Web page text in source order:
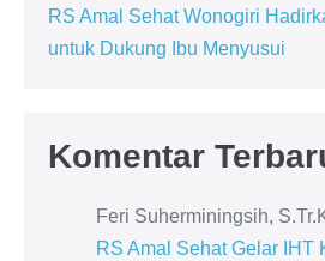
RS Amal Sehat Wonogiri
untuk Dukung Ibu Menyusui
Komentar
Feri Suherminingsih,
RS Amal Sehat Gelar IHT